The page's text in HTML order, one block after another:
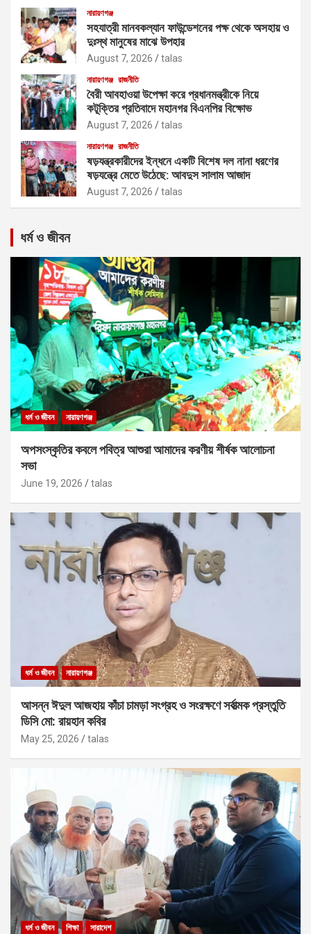
নারায়ণগঞ্জ
সহযাত্রী মানবকল্যান ফাউন্ডেশনের পক্ষ থেকে অসহায় ও
দুঃস্থ মানুষের মাঝে উপহার
August 7, 2026 talas
নারায়ণগঞ্জ রাজনীতি
বৈরী আবহাওয়া উপেক্ষা করে প্রধানমন্ত্রীকে নিয়ে
কটূক্তির প্রতিবাদে মহানগর বিএনপির বিক্ষোভ
August 7, 2026 talas
নারায়ণগঞ্জ রাজনীতি
ষড়যন্ত্রকারীদের ইন্ধনে একটি বিশেষ দল নানা ধরণের
ষড়যন্ত্রে মেতে উঠেছে: আবদুস সালাম আজাদ
August 7, 2026 talas
ধর্ম ও জীবন
ধর্ম ও জীবন নারায়ণগঞ্জ
অপসংস্কৃতির কবলে পবিত্র আশুরা আমাদের করণীয় শীর্ষক আলোচনা
সভা
June 19, 2026 talas
ধর্ম ও জীবন নারায়ণগঞ্জ
আসন্ন ঈদুল আজহায় কাঁচা চামড়া সংগ্রহ ও সংরক্ষণে সর্বাত্মক প্রস্তুতি
ডিসি মো: রায়হান কবির
May 25, 2026 talas
ধর্ম ও জীবন শিক্ষা সারাদেশ